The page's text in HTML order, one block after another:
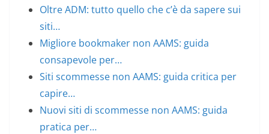
Oltre ADM: tutto quello che c’è da sapere sui
siti…
Migliore bookmaker non AAMS: guida
consapevole per…
Siti scommesse non AAMS: guida critica per
capire…
Nuovi siti di scommesse non AAMS: guida
pratica per…